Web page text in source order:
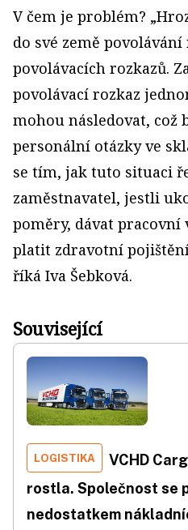
V čem je problém?
do své země povolávání
povolávacích rozkazů.
povolávací rozkaz
mohou následovat, což
personální otázky ve
se tím, jak tuto situaci
zaměstnavatel, jestli
poměry, dávat pracovní
platit zdravotní
říká Iva Šebková.
Související
LOGISTIKA
VCHD
rostla. Společnost se
nedostatkem